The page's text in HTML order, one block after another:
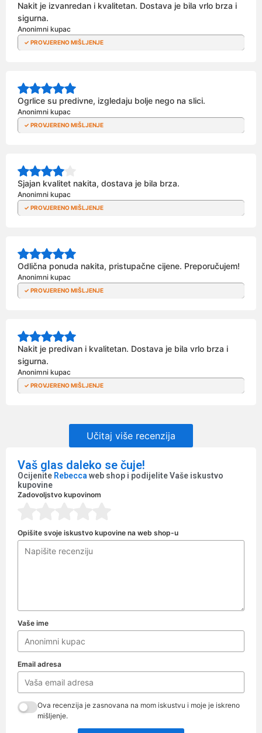
Nakit je izvanredan i kvalitetan. Dostava je bila vrlo brza i
sigurna.
Anonimni kupac
Ogrlice su predivne, izgledaju bolje nego na slici.
Anonimni kupac
Sjajan kvalitet nakita, dostava je bila brza.
Anonimni kupac
Odlična ponuda nakita, pristupačne cijene. Preporučujem!
Anonimni kupac
Nakit je predivan i kvalitetan. Dostava je bila vrlo brza i
sigurna.
Anonimni kupac
Učitaj više recenzija
Vaš glas daleko se čuje!
Ocijenite Rebecca web shop i podijelite Vaše iskustvo
kupovine
Zadovoljstvo kupovinom
Opišite svoje iskustvo kupovine na web shop-u
Vaše ime
Email adresa
Ova recenzija je zasnovana na mom iskustvu i moje je iskreno
mišljenje.